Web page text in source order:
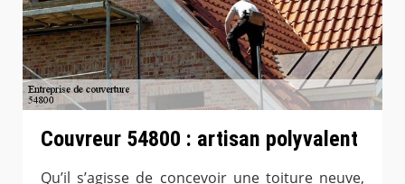
Couvreur 54800 : artisan polyvalent
Qu’il s’agisse de concevoir une toiture neuve,